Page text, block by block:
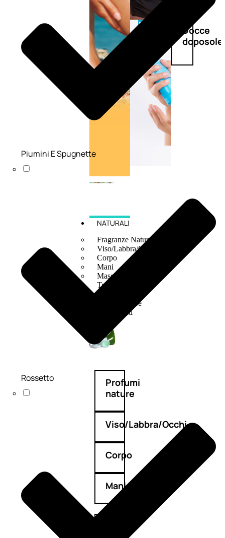
Doposole
Docce
doposole
NATURALI
Fragranze Nature
Viso/Labbra/Occhi Nature
Corpo
Mani
Maschera Nature
Trattamenti Viso
Bagno Nature
Deodoranti
Profumi
nature
Viso/Labbra/Occhi
Corpo
Mani
Piumini E Spugnette
Rossetto